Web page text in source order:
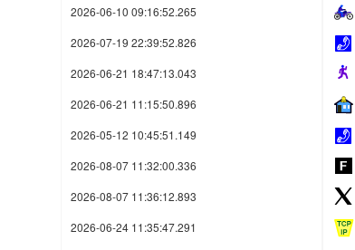
2026-06-10 09:16:52.265
2026-07-19 22:39:52.826
2026-06-21 18:47:13.043
2026-06-21 11:15:50.896
2026-05-12 10:45:51.149
2026-08-07 11:32:00.336
2026-08-07 11:36:12.893
2026-06-24 11:35:47.291